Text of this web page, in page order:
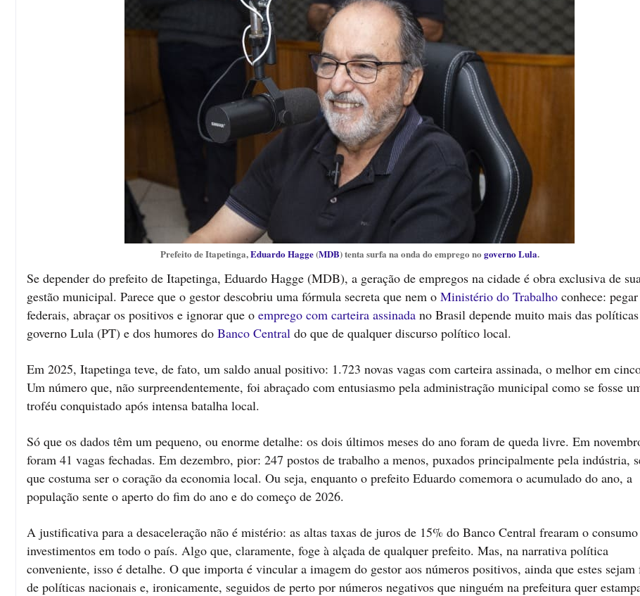
Prefeito de Itapetinga,Eduardo Hagge(MDB) tenta surfa na onda do emprego no governo Lula.
Se depender do prefeito de Itapetinga, Eduardo Hagge (MDB), a geração de empregos na cidade é obra exclusiva de
gestão municipal. Parece que o gestor descobriu uma fórmula secreta que nem o Ministério do Trabalho conhece:
federais, abraçar os positivos e ignorar que o emprego com carteira assinada no Brasil depende muito mais das
governo Lula (PT) e dos humores do Banco Central do que de qualquer discurso político local.
Em 2025, Itapetinga teve, de fato, um saldo anual positivo: 1.723 novas vagas com carteira assinada, o melhor em
Um número que, não surpreendentemente, foi abraçado com entusiasmo pela administração municipal como se fosse
troféu conquistado após intensa batalha local.
Só que os dados têm um pequeno, ou enorme detalhe: os dois últimos meses do ano foram de queda livre. Em
foram 41 vagas fechadas. Em dezembro, pior: 247 postos de trabalho a menos, puxados principalmente pela indústria,
que costuma ser o coração da economia local. Ou seja, enquanto o prefeito Eduardo comemora o acumulado do ano, a
população sente o aperto do fim do ano e do começo de 2026.
A justificativa para a desaceleração não é mistério: as altas taxas de juros de 15% do Banco Central frearam o
investimentos em todo o país. Algo que, claramente, foge à alçada de qualquer prefeito. Mas, na narrativa política
conveniente, isso é detalhe. O que importa é vincular a imagem do gestor aos números positivos, ainda que estes
de políticas nacionais e, ironicamente, seguidos de perto por números negativos que ninguém na prefeitura quer